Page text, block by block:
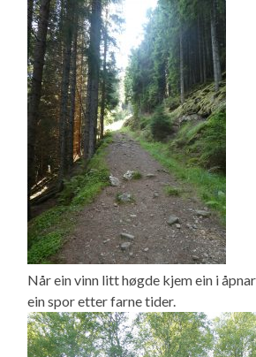
Når ein vinn litt høgde kjem ein i
ein spor etter farne tider.